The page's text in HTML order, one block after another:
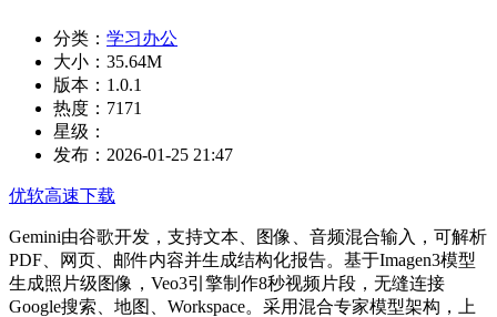
分类： 学习办公
大小： 35.64M
版本： 1.0.1
热度： 7171
星级：
发布： 2026-01-25 21:47
优软高速下载
Gemini由谷歌开发，支持文本、图像、音频混合输入，可解析
PDF、网页、邮件内容并生成结构化报告。基于Imagen3模型
生成照片级图像，Veo3引擎制作8秒视频片段，无缝连接
Google搜索、地图、Workspace。采用混合专家模型架构，上